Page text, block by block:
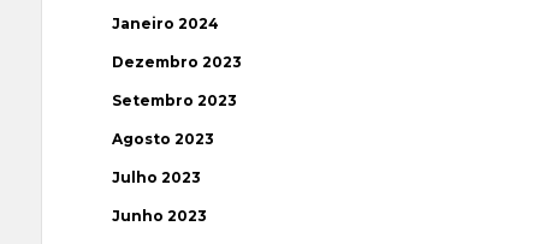
Janeiro 2024
Dezembro 2023
Setembro 2023
Agosto 2023
Julho 2023
Junho 2023